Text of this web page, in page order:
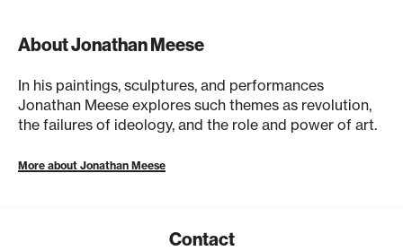
About Jonathan Meese
In his paintings, sculptures, and performances
Jonathan Meese explores such themes as revolution,
the failures of ideology, and the role and power of art.
More about Jonathan Meese
Contact